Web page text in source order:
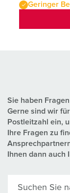
Geringer
Sie haben
Gerne sind wir
Postleitzahl ein,
Ihre Fragen zu
Ihnen dann
Suchen Sie